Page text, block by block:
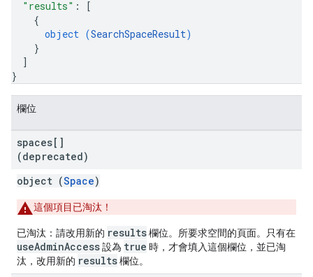
"results" :
[
{
object (SearchSpaceResult)
}
]
}
欄位
spaces[]
(deprecated)
object (Space)
這個項目已淘汰！
已淘汰：請改用新的 results欄位。所要求空間的頁面。只有在
useAdminAccess設為 true 時，才會填入這個欄位，並已淘
汰，改用新的 results欄位。